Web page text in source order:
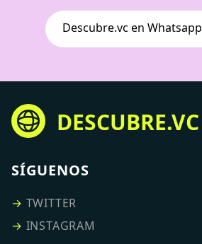
Descubre.vc en Whatsapp
DESCUBRE.VC
SÍGUENOS
→ TWITTER
→ INSTAGRAM